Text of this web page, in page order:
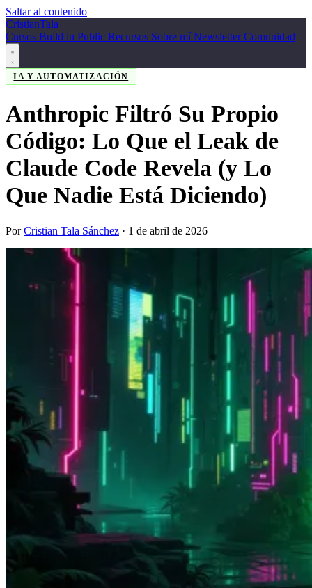
Saltar al contenido
CristianTala
Cursos Build in Public Recursos Sobre míNewsletterComunidad
IA Y AUTOMATIZACIÓN
Anthropic Filtró Su Propio
Código: Lo Que el Leak de
Claude Code Revela (y Lo
Que Nadie Está Diciendo)
PorCristian Tala Sánchez · 1 de abril de 2026